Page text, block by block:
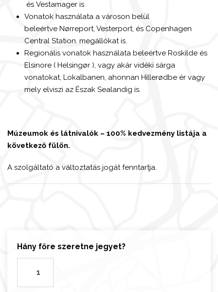
Hány főre szeretne jegyet?
p
és Vestamager is
Vonatok használata a városon belül
beleértve Nørreport, Vesterport, és Copenhagen
Central Station. megállókat is.
Regionális vonatok használata beleértve Roskilde és
Elsinore ( Helsingør ), vagy akár vidéki sárga
vonatokat, Lokalbanen, ahonnan Hillerødbe ér vagy
mely elviszi az Észak Sealandig is.
Múzeumok és látnivalók – 100% kedvezmény listája a
következő fülön.
A szolgáltató a változtatás jogát fenntartja.